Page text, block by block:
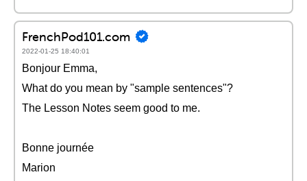
FrenchPod101.com
2022-01-25 18:40:01
Bonjour Emma,
What do you mean by "sample sentences"?
The Lesson Notes seem good to me.
Bonne journée
Marion